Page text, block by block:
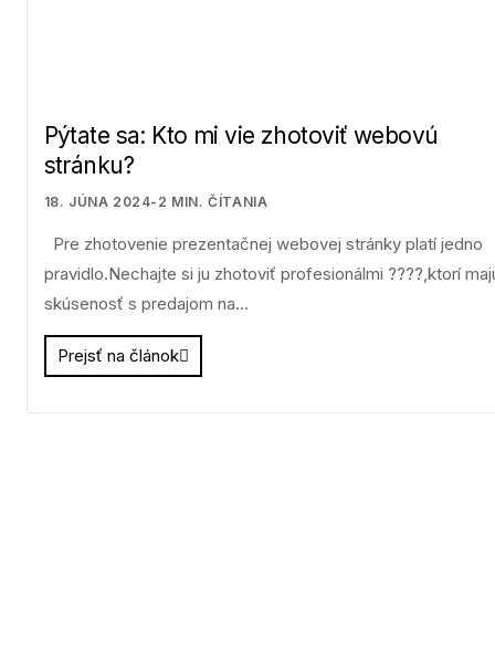
Pýtate sa: Kto mi vie zhotoviť webovú
stránku?
18. JÚNA 2024- 2 MIN. ČÍTANIA
Pre zhotovenie prezentačnej webovej stránky platí jedno
pravidlo.Nechajte si ju zhotoviť profesionálmi ????,ktorí
skúsenosť s predajom na…
Prejsť na článok